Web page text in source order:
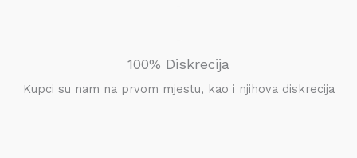
100% Diskrecija
Kupci su nam na prvom mjestu, kao i njihova diskrecija